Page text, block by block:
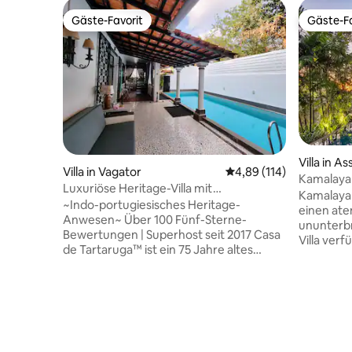
Gäste-Favorit
Gäste-Favorit
Villa in Vagator Durchschnittliche
4,89 (114)
Luxuriöse Heritage-Villa mit
5 Schlafzimmern | Privater Pool | Assagao
~Indo-portugiesisches Heritage-
Anwesen~ Über 100 Fünf-Sterne-
Bewertungen | Superhost seit 2017 Casa
de Tartaruga™ ist ein 75 Jahre altes
Gäste-
Gäste-
Villa in
Anjuna
einen
Villa